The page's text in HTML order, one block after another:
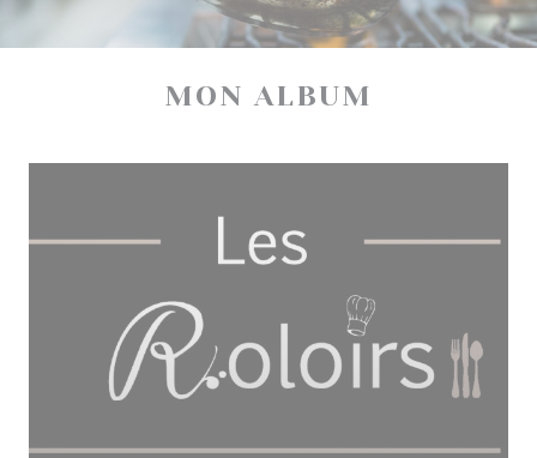
MON ALBUM